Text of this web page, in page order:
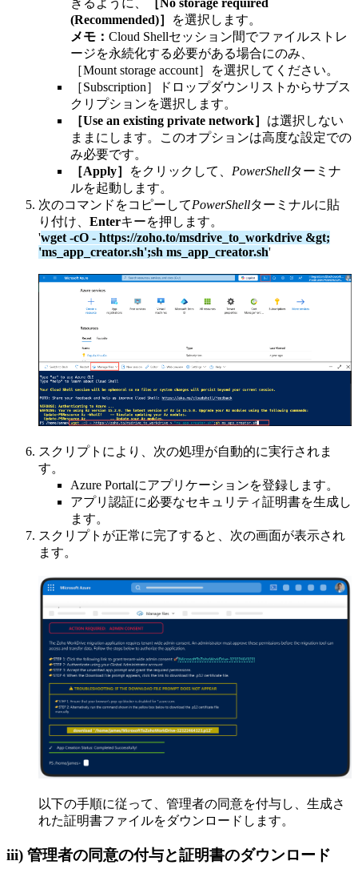
きるように、
［No storage required
(Recommended)］
を選択します。
メモ： Cloud Shellセッション間でファイルストレ
ージを永続化する必要がある場合にのみ、
［Mount storage account］を選択してください。
［Subscription］ドロップダウンリストからサブス
クリプションを選択します。
［Use an existing private network］ は選択しない
ままにします。このオプションは高度な設定での
み必要です。
［Apply］
をクリックして、 PowerShellターミナ
ルを起動します。
次のコマンドをコピーしてPowerShellターミナルに貼
り付け、 Enterキーを押します。
'wget -cO - https://zoho.to/msdrive_to_workdrive &gt;
'ms_app_creator.sh';sh ms_app_creator.sh'
スクリプトにより、次の処理が自動的に実行されま
す。
Azure Portalにアプリケーションを登録します。
アプリ認証に必要なセキュリティ証明書を生成し
ます。
スクリプトが正常に完了すると、次の画面が表示され
ます。
以下の手順に従って、管理者の同意を付与し、生成さ
れた証明書ファイルをダウンロードします。
iii) 管理者の同意の付与と証明書のダウンロード